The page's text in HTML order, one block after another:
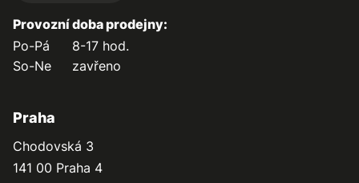
Provozní doba prodejny:
Po-Pá
8-17 hod.
So-Ne
zavřeno
Praha
Chodovská 3
141 00 Praha 4